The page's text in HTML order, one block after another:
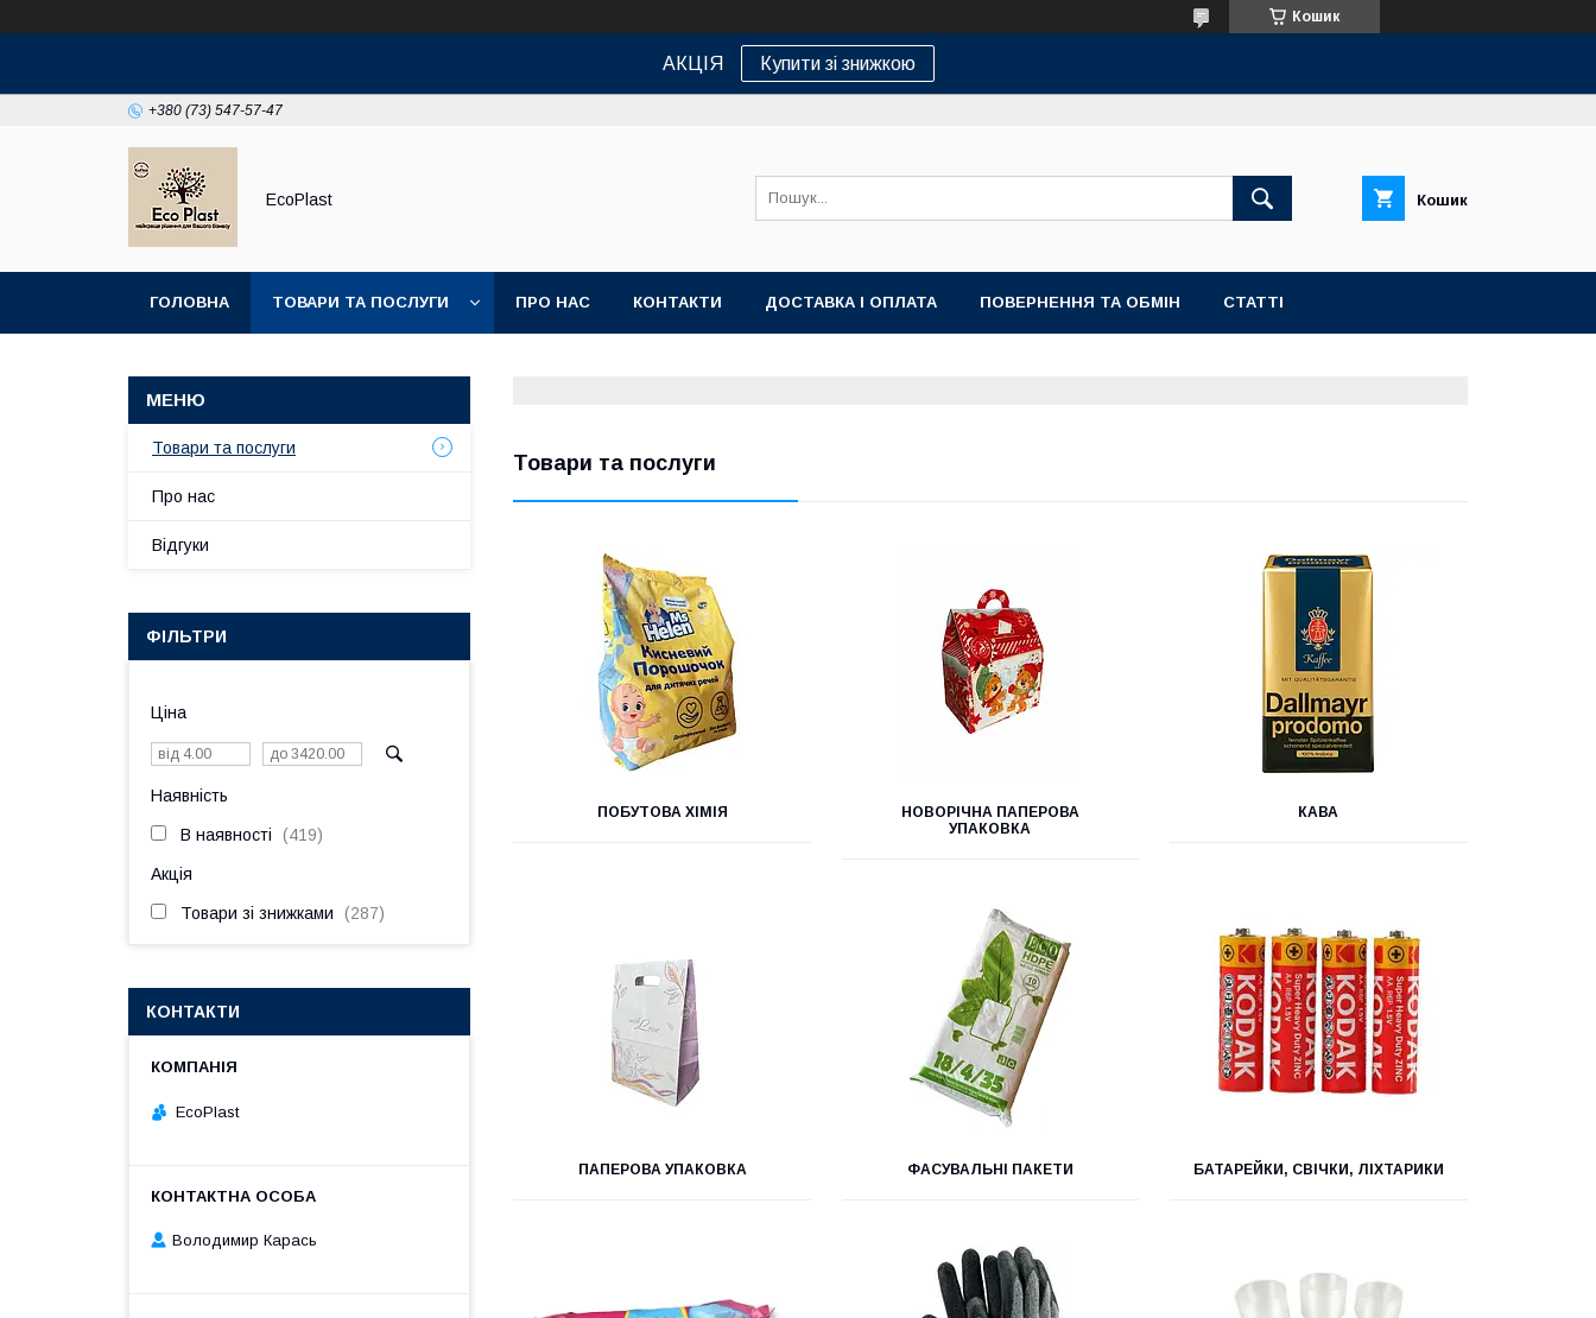
Кошик
АКЦІЯ Купити зі знижкою
+380 (73) 547-57-47
EcoPlast Кошик
ГОЛОВНА ТОВАРИ ТА ПОСЛУГИ ПРО НАС КОНТАКТИ ДОСТАВКА І ОПЛАТА ПОВЕРНЕННЯ ТА ОБМІН СТАТТІ
Товари та послуги
ПОБУТОВА ХІМІЯ
НОВОРІЧНА ПАПЕРОВА
УПАКОВКА
КАВА
ПАПЕРОВА УПАКОВКА ФАСУВАЛЬНІ ПАКЕТИ БАТАРЕЙКИ, СВІЧКИ, ЛІХТАРИКИ
Товари та послуги
Про нас
Відгуки
ФІЛЬТРИ
Ціна
Наявність
В наявності 419
Акція
Товари зі знижками 287
КОНТАКТИ
EcoPlast
Володимир Карась